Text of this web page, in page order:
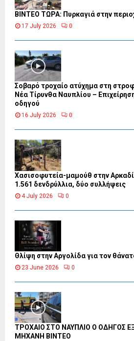
ΒΙΝΤΕΟ ΤΩΡΑ: Πυρκαγιά στην
17 July 2026 0
Σοβαρό τροχαίο ατύχημα στη
Νέα Τίρυνθα Ναυπλίου –
οδηγού
16 July 2026 0
Χασισοφυτεία-μαμούθ στην
1.561 δενδρύλλια, δύο συλλήψεις
4 July 2026 0
Θλίψη στην Αργολίδα για τον
23 June 2026 0
ΤΡΟΧΑΙΟ ΣΤΟ ΝΑΥΠΛΙΟ Ο ΟΔΗΓΟΣ
ΜΗΧΑΝΗ ΒΙΝΤΕΟ